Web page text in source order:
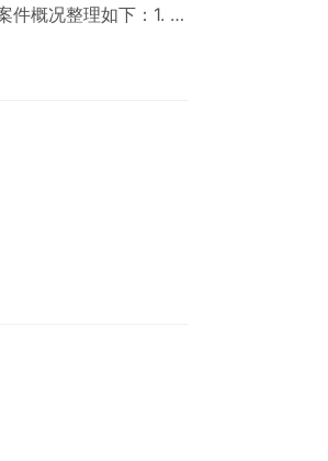
概况整理如下：1. 车
序、存在涡轮压力过